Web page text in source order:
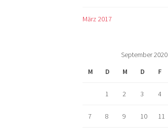
März 2017
September 2020
M
D M D F
1 2 3 4
7 8 9 10 11